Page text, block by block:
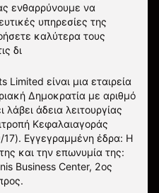
ενθαρρύνουμε να
υπηρεσίες της
καλύτερα τους
δι
είναι μια εταιρεία
Δημοκρατία με αριθμό
άδεια λειτουργίας
Κεφαλαιαγοράς
17). Εγγεγραμμένη έδρα: Η
και την επωνυμία της:
Business Center, 2ος